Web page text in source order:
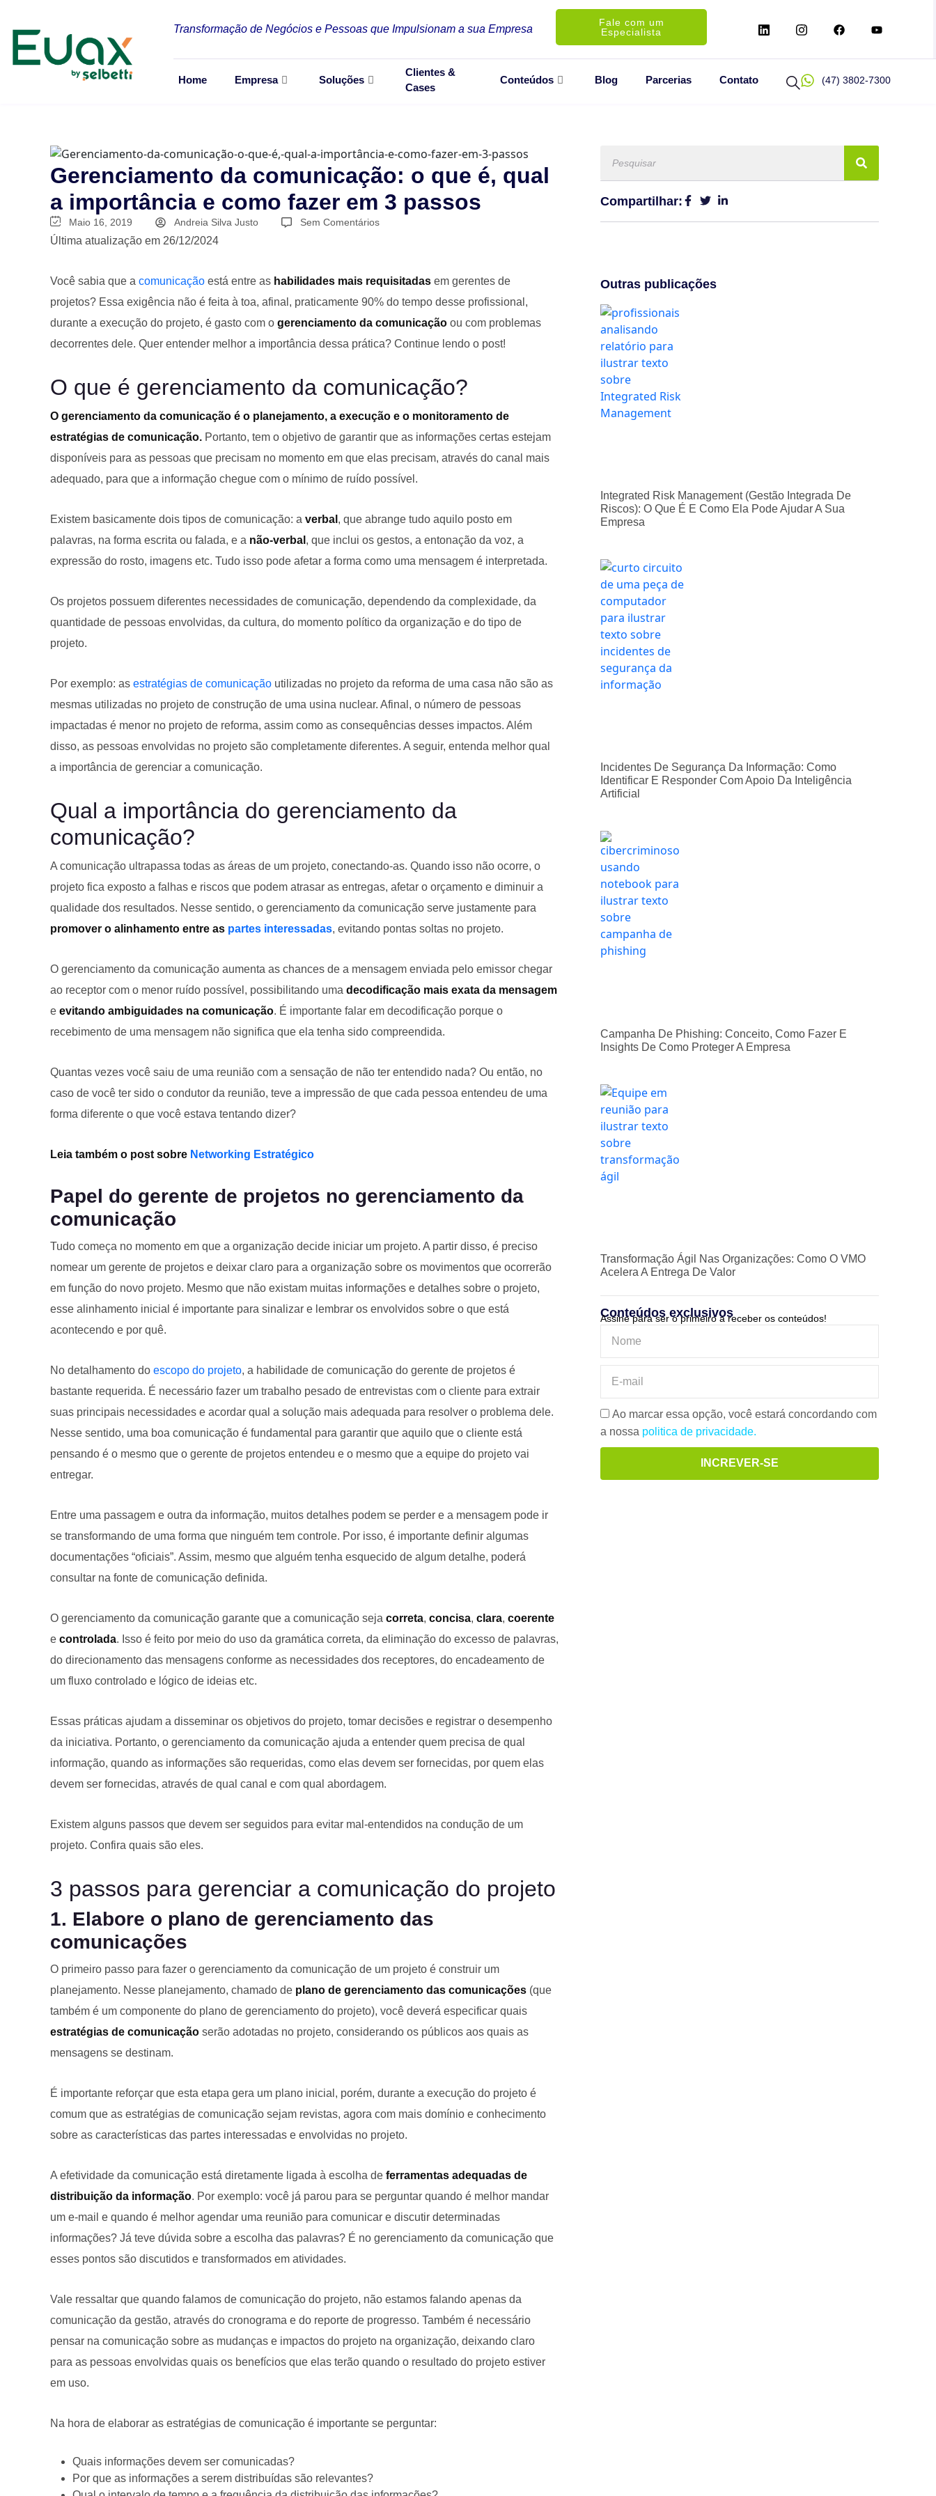
Transformação de Negócios e Pessoas que Impulsionam a sua Empresa
Fale com um
Especialista
Home Empresa Soluções
Clientes &
Cases
Conteúdos Blog Parcerias Contato (47) 3802-7300
Gerenciamento da comunicação: o que é, qual
a importância e como fazer em 3 passos
Maio 16, 2019 Andreia Silva Justo Sem Comentários
Última atualização em 26/12/2024
Você sabia que a comunicação está entre as habilidades mais requisitadas em gerentes de
projetos? Essa exigência não é feita à toa, afinal, praticamente 90% do tempo desse profissional,
durante a execução do projeto, é gasto com o gerenciamento da comunicação ou com problemas
decorrentes dele. Quer entender melhor a importância dessa prática? Continue lendo o post!
O que é gerenciamento da comunicação?
O gerenciamento da comunicação é o planejamento, a execução e o monitoramento de
estratégias de comunicação. Portanto, tem o objetivo de garantir que as informações certas estejam
disponíveis para as pessoas que precisam no momento em que elas precisam, através do canal mais
adequado, para que a informação chegue com o mínimo de ruído possível.
Existem basicamente dois tipos de comunicação: a verbal , que abrange tudo aquilo posto em
palavras, na forma escrita ou falada, e a não-verbal , que inclui os gestos, a entonação da voz, a
expressão do rosto, imagens etc. Tudo isso pode afetar a forma como uma mensagem é interpretada.
Os projetos possuem diferentes necessidades de comunicação, dependendo da complexidade, da
quantidade de pessoas envolvidas, da cultura, do momento político da organização e do tipo de
projeto.
Por exemplo: as estratégias de comunicação utilizadas no projeto da reforma de uma casa não são as
mesmas utilizadas no projeto de construção de uma usina nuclear. Afinal, o número de pessoas
impactadas é menor no projeto de reforma, assim como as consequências desses impactos. Além
disso, as pessoas envolvidas no projeto são completamente diferentes. A seguir, entenda melhor qual
a importância de gerenciar a comunicação.
Qual a importância do gerenciamento da
comunicação?
A comunicação ultrapassa todas as áreas de um projeto, conectando-as. Quando isso não ocorre, o
projeto fica exposto a falhas e riscos que podem atrasar as entregas, afetar o orçamento e diminuir a
qualidade dos resultados. Nesse sentido, o gerenciamento da comunicação serve justamente para
promover o alinhamento entre as partes interessadas, evitando pontas soltas no projeto.
O gerenciamento da comunicação aumenta as chances de a mensagem enviada pelo emissor chegar
ao receptor com o menor ruído possível, possibilitando uma decodificação mais exata da mensagem
e evitando ambiguidades na comunicação. É importante falar em decodificação porque o
recebimento de uma mensagem não significa que ela tenha sido compreendida.
Quantas vezes você saiu de uma reunião com a sensação de não ter entendido nada? Ou então, no
caso de você ter sido o condutor da reunião, teve a impressão de que cada pessoa entendeu de uma
forma diferente o que você estava tentando dizer?
Leia também o post sobre Networking Estratégico
Papel do gerente de projetos no gerenciamento da
comunicação
Tudo começa no momento em que a organização decide iniciar um projeto. A partir disso, é preciso
nomear um gerente de projetos e deixar claro para a organização sobre os movimentos que ocorrerão
em função do novo projeto. Mesmo que não existam muitas informações e detalhes sobre o projeto,
esse alinhamento inicial é importante para sinalizar e lembrar os envolvidos sobre o que está
acontecendo e por quê.
No detalhamento do escopo do projeto, a habilidade de comunicação do gerente de projetos é
bastante requerida. É necessário fazer um trabalho pesado de entrevistas com o cliente para extrair
suas principais necessidades e acordar qual a solução mais adequada para resolver o problema dele.
Nesse sentido, uma boa comunicação é fundamental para garantir que aquilo que o cliente está
pensando é o mesmo que o gerente de projetos entendeu e o mesmo que a equipe do projeto vai
entregar.
Entre uma passagem e outra da informação, muitos detalhes podem se perder e a mensagem pode ir
se transformando de uma forma que ninguém tem controle. Por isso, é importante definir algumas
documentações “oficiais”. Assim, mesmo que alguém tenha esquecido de algum detalhe, poderá
consultar na fonte de comunicação definida.
O gerenciamento da comunicação garante que a comunicação seja correta, concisa, clara, coerente
e controlada. Isso é feito por meio do uso da gramática correta, da eliminação do excesso de palavras,
do direcionamento das mensagens conforme as necessidades dos receptores, do encadeamento de
um fluxo controlado e lógico de ideias etc.
Essas práticas ajudam a disseminar os objetivos do projeto, tomar decisões e registrar o desempenho
da iniciativa. Portanto, o gerenciamento da comunicação ajuda a entender quem precisa de qual
informação, quando as informações são requeridas, como elas devem ser fornecidas, por quem elas
devem ser fornecidas, através de qual canal e com qual abordagem.
Existem alguns passos que devem ser seguidos para evitar mal-entendidos na condução de um
projeto. Confira quais são eles.
3 passos para gerenciar a comunicação do projeto
1. Elabore o plano de gerenciamento das
comunicações
O primeiro passo para fazer o gerenciamento da comunicação de um projeto é construir um
planejamento. Nesse planejamento, chamado de plano de gerenciamento das comunicações (que
também é um componente do plano de gerenciamento do projeto), você deverá especificar quais
estratégias de comunicação serão adotadas no projeto, considerando os públicos aos quais as
mensagens se destinam.
É importante reforçar que esta etapa gera um plano inicial, porém, durante a execução do projeto é
comum que as estratégias de comunicação sejam revistas, agora com mais domínio e conhecimento
sobre as características das partes interessadas e envolvidas no projeto.
A efetividade da comunicação está diretamente ligada à escolha de ferramentas adequadas de
distribuição da informação. Por exemplo: você já parou para se perguntar quando é melhor mandar
um e-mail e quando é melhor agendar uma reunião para comunicar e discutir determinadas
informações? Já teve dúvida sobre a escolha das palavras? É no gerenciamento da comunicação que
esses pontos são discutidos e transformados em atividades.
Vale ressaltar que quando falamos de comunicação do projeto, não estamos falando apenas da
comunicação da gestão, através do cronograma e do reporte de progresso. Também é necessário
pensar na comunicação sobre as mudanças e impactos do projeto na organização, deixando claro
para as pessoas envolvidas quais os benefícios que elas terão quando o resultado do projeto estiver
em uso.
Na hora de elaborar as estratégias de comunicação é importante se perguntar:
Quais informações devem ser comunicadas?
Por que as informações a serem distribuídas são relevantes?
Compartilhar:
Outras publicações
Integrated Risk Management (Gestão Integrada De
Riscos): O Que É E Como Ela Pode Ajudar A Sua
Empresa
Incidentes De Segurança Da Informação: Como
Identificar E Responder Com Apoio Da Inteligência
Artificial
Campanha De Phishing: Conceito, Como Fazer E
Insights De Como Proteger A Empresa
Transformação Ágil Nas Organizações: Como O VMO
Acelera A Entrega De Valor
Conteúdos exclusivos
Assine para ser o primeiro a receber os conteúdos!
Ao marcar essa opção, você estará concordando com
a nossa politica de privacidade.
INCREVER-SE